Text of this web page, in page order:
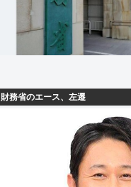
財務省のエース、左遷